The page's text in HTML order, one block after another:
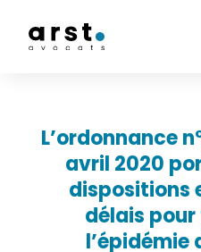
L’ordonnance
avril 2020
dispositions
délais
l’épidémie